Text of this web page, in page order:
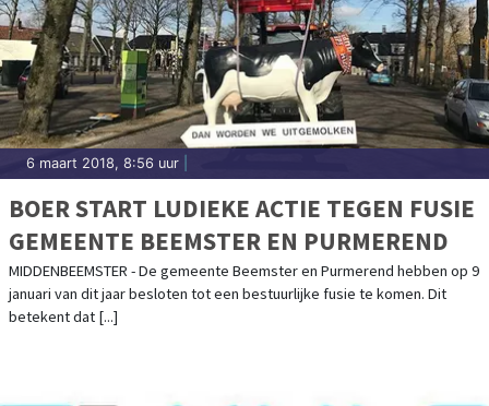
6 maart 2018, 8:56 uur
BOER START LUDIEKE ACTIE TEGEN FUSIE
GEMEENTE BEEMSTER EN PURMEREND
MIDDENBEEMSTER - De gemeente Beemster en Purmerend hebben op 9
januari van dit jaar besloten tot een bestuurlijke fusie te komen. Dit
betekent dat [...]